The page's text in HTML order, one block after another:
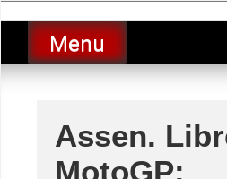
to
contentLucio
Menu
Assen.
MotoGP: